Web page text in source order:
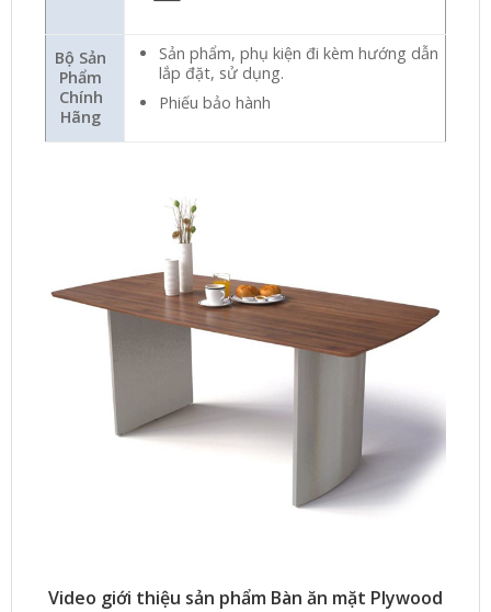
Bộ Sản
Phẩm
Chính
Hãng
Sản phẩm, phụ kiện đi kèm hướng dẫn
lắp đặt, sử dụng.
Phiếu bảo hành
Video giới thiệu sản phẩm Bàn ăn mặt Plywood